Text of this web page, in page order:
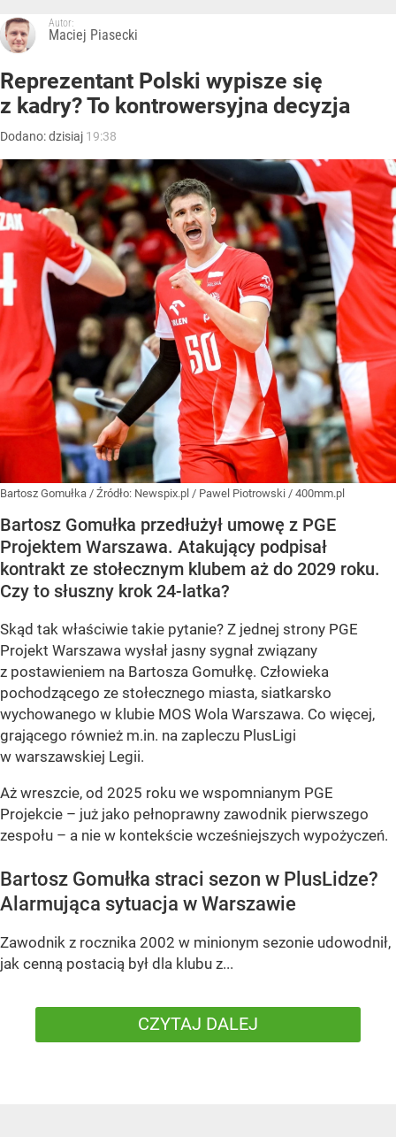
Autor:
Maciej Piasecki
Reprezentant Polski wypisze się
z kadry? To kontrowersyjna decyzja
Dodano:dzisiaj 19:38
Bartosz Gomułka / Źródło: Newspix.pl / Pawel Piotrowski / 400mm.pl
Bartosz Gomułka przedłużył umowę z PGE
Projektem Warszawa. Atakujący podpisał
kontrakt ze stołecznym klubem aż do 2029 roku.
Czy to słuszny krok 24-latka?
Skąd tak właściwie takie pytanie? Z jednej strony PGE
Projekt Warszawa wysłał jasny sygnał związany
z postawieniem na Bartosza Gomułkę. Człowieka
pochodzącego ze stołecznego miasta, siatkarsko
wychowanego w klubie MOS Wola Warszawa. Co więcej,
grającego również m.in. na zapleczu PlusLigi
w warszawskiej Legii.
Aż wreszcie, od 2025 roku we wspomnianym PGE
Projekcie – już jako pełnoprawny zawodnik pierwszego
zespołu – a nie w kontekście wcześniejszych wypożyczeń.
Bartosz Gomułka straci sezon w PlusLidze?
Alarmująca sytuacja w Warszawie
Zawodnik z rocznika 2002 w minionym sezonie udowodnił,
jak cenną postacią był dla klubu z...
CZYTAJ DALEJ